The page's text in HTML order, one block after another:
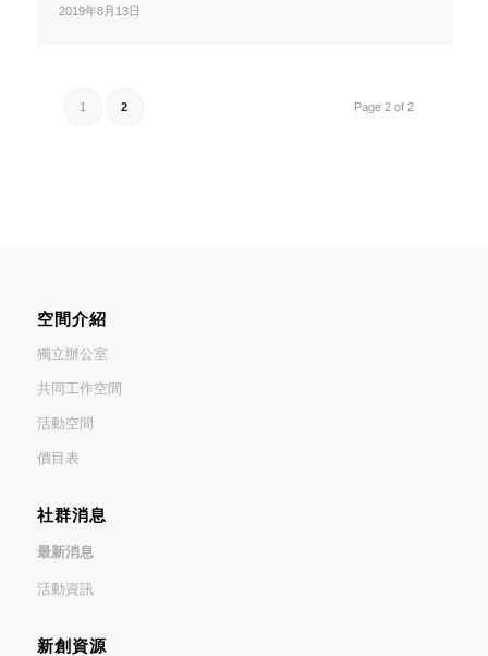
2019年8月13日
Page 2 of 2
1 2
空間介紹
獨立辦公室
共同工作空間
活動空間
價目表
社群消息
最新消息
活動資訊
新創資源